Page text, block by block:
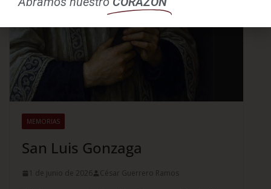
MEMORIAS
San Luis Gonzaga
1 de junio de 2026 César Guerrero Ramos